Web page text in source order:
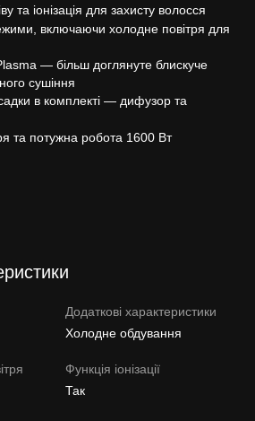
та іонізація для захисту волосся
включаючи холодне повітря для
— більш доглянуте блискуче
сушіння
в комплекті — дифузор та
та потужна робота 1600 Вт
Додаткові характеристики
Холодне обдування
Функція іонізації
Так